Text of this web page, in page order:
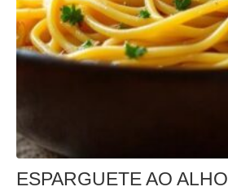
ESPARGUETE AO ALHO